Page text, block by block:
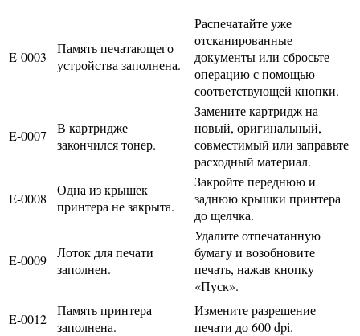
E-0003
Память печатающего
устройства заполнена.
Распечатайте уже
отсканированные
документы или сбросьте
операцию с помощью
соответствующей кнопки.
E-0007
В картридже
закончился тонер.
Замените картридж на
новый, оригинальный,
совместимый или заправьте
расходный материал.
E-0008
Одна из крышек
принтера не закрыта.
Закройте переднюю и
заднюю крышки принтера
до щелчка.
E-0009
Лоток для печати
заполнен.
Удалите отпечатанную
бумагу и возобновите
печать, нажав кнопку
«Пуск».
E-0012
Память принтера
заполнена.
Измените разрешение
печати до 600 dpi.